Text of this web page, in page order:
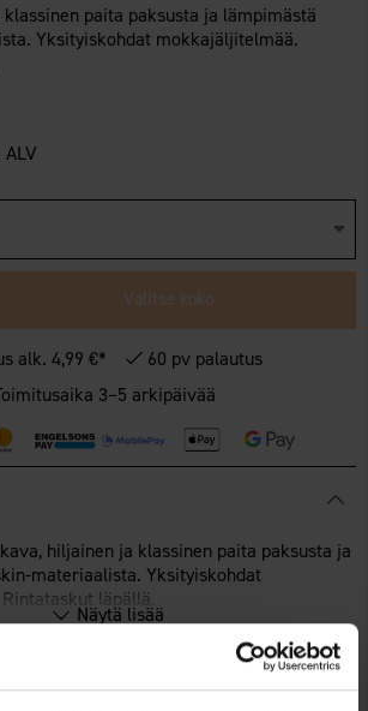
paita paksusta ja lämpimästä
Yksityiskohdat mokkajäljitelmää.
ALV
Valitse koko
alk. 4,99 €*
60 pv palautus
3–5 arkipäivää
hiljainen ja klassinen paita paksusta ja
materiaalista. Yksityiskohdat
läpällä.
Näytä lisää